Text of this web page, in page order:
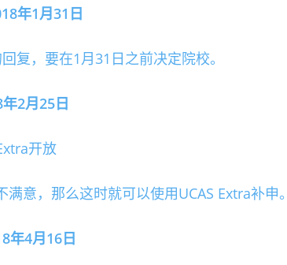
年1月31日
复，要在1月31日之前决定院校。
2月25日
开放
意，那么这时就可以使用UCAS Extra补申。
年4月16日